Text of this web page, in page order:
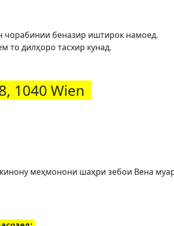
чорабинии беназир иштирок намоед.
дилҳоро тасхир кунад.
1040 Wien
меҳмонони шаҳри зебои Вена